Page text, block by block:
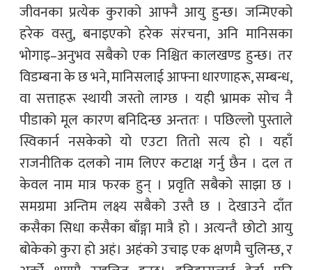
जीवनका प्रत्येक कुराको आफ्नै आयु हुन्छ। जन्मिएको
हरेक वस्तु, बनाइएको हरेक संरचना, अनि मानिसका
भोगाइ–अनुभव सबैको एक निश्चित कालखण्ड हुन्छ। तर
विडम्बना के छ भने, मानिसलाई आफ्ना धारणाहरू, सम्बन्ध,
वा सत्ताहरू स्थायी जस्तो लाग्छ । यही भ्रामक सोच नै
पीडाको मूल कारण बनिदिन्छ अन्ततः । पछिल्लो पुस्ताले
स्विकार्न नसकेको यो एउटा तितो सत्य हो । यहाँ
राजनीतिक दलको नाम लिएर कटाक्ष गर्नु छैन । दल त
केवल नाम मात्र फरक हुन् । प्रवृति सबैको साझा छ ।
समग्रमा अन्तिम लक्ष्य सबैको उस्तै छ । देखाउने दाँत
कसैका सिधा कसैका बाँङ्गा मात्रै हो । अत्यन्तै छोटो आयु
बोकेको कुरा हो अहं। अहंको उचाइ एक क्षणमै चुलिन्छ, र